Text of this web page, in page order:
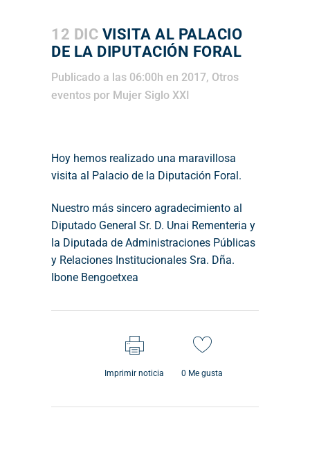
12 DIC VISITA AL PALACIO
DE LA DIPUTACIÓN FORAL
Publicado a las 06:00h en 2017, Otros
eventos por Mujer Siglo XXI
Hoy hemos realizado una maravillosa
visita al Palacio de la Diputación Foral.
Nuestro más sincero agradecimiento al
Diputado General Sr. D. Unai Rementeria y
la Diputada de Administraciones Públicas
y Relaciones Institucionales Sra. Dña.
Ibone Bengoetxea
Imprimir noticia 0 Me gusta